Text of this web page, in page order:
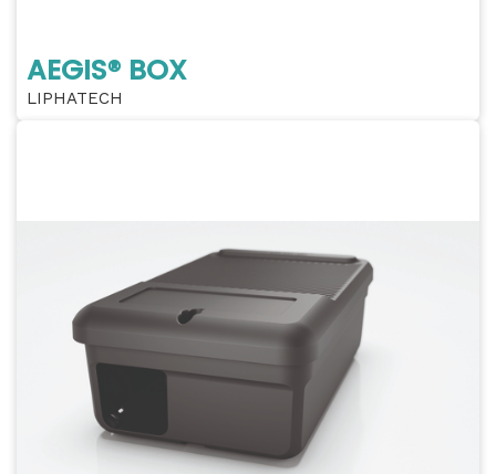
AEGIS® BOX
LIPHATECH